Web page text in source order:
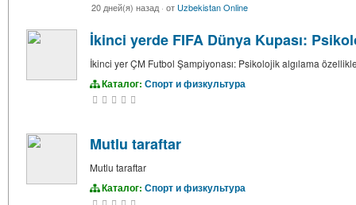
20 дней(я) назад · от Uzbekistan Online
İkinci yerde FIFA Dünya Kupası:
İkinci yer ÇM Futbol Şampiyonası: Psikolojik algılama
Каталог: Спорт и физкультура
Mutlu taraftar
Mutlu taraftar
Каталог: Спорт и физкультура